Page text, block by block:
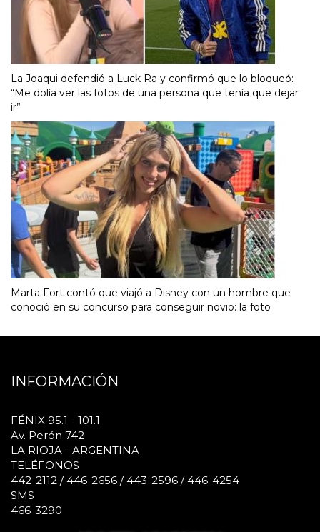
La Joaqui defendió a Luck Ra y confirmó que lo bloqueó:
“Me dolía ver las fotos de una persona que tenía que dejar
ir”
Marta Fort contó que viajó a Disney con un hombre que
conoció en su concurso para conseguir novio: la foto
INFORMACIÓN
FÉNIX 95.1 - 101.1
Av. Perón 742
LA RIOJA - ARGENTINA
TELÉFONOS
442-2112 / 446-2656 / 443-2596 / 446-4254
SMS
466-3290